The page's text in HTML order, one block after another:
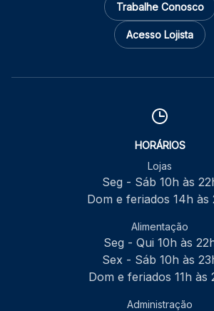
Trabalhe Conosco
Acesso Lojista
HORÁRIOS
Lojas
Seg - Sáb 10h às
Dom e feriados 14h às
Alimentação
Seg - Qui 10h às
Sex - Sáb 10h às
Dom e feriados 11h às
Administração